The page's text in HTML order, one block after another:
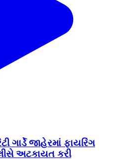
ગાર્ડે જાહેરમાં ફાયરિંગ
અટકાયત કરી